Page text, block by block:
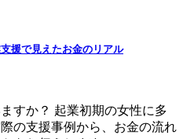
援で見えたお金のリアル
すか？ 起業初期の女性に多
の支援事例から、お金の流れ